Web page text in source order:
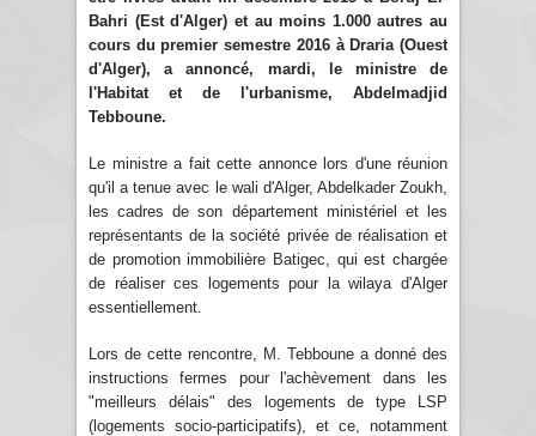
Bahri (Est d'Alger) et au moins 1.000 autres au
cours du premier semestre 2016 à Draria (Ouest
d'Alger), a annoncé, mardi, le ministre de
l'Habitat et de l'urbanisme, Abdelmadjid
Tebboune.
Le ministre a fait cette annonce lors d'une réunion
qu'il a tenue avec le wali d'Alger, Abdelkader Zoukh,
les cadres de son département ministériel et les
représentants de la société privée de réalisation et
de promotion immobilière Batigec, qui est chargée
de réaliser ces logements pour la wilaya d'Alger
essentiellement.
Lors de cette rencontre, M. Tebboune a donné des
instructions fermes pour l'achèvement dans les
"meilleurs délais" des logements de type LSP
(logements socio-participatifs), et ce, notamment